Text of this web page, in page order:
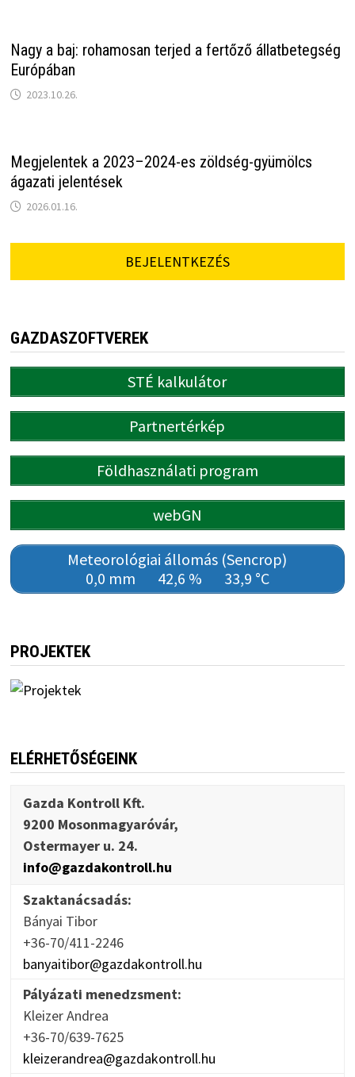
Nagy a baj: rohamosan terjed a fertőző állatbetegség
Európában
2023.10.26.
Megjelentek a 2023–2024-es zöldség-gyümölcs
ágazati jelentések
2026.01.16.
BEJELENTKEZÉS
GAZDASZOFTVEREK
STÉ kalkulátor
Partnertérkép
Földhasználati program
webGN
Meteorológiai állomás (Sencrop)
0,0 mm
42,6 % 33,9 °C
PROJEKTEK
ELÉRHETŐSÉGEINK
Gazda Kontroll Kft.
9200 Mosonmagyaróvár,
Ostermayer u. 24.
info@gazdakontroll.hu
Szaktanácsadás:
Bányai Tibor
+36-70/411-2246
banyaitibor@gazdakontroll.hu
Pályázati menedzsment:
Kleizer Andrea
+36-70/639-7625
kleizerandrea@gazdakontroll.hu